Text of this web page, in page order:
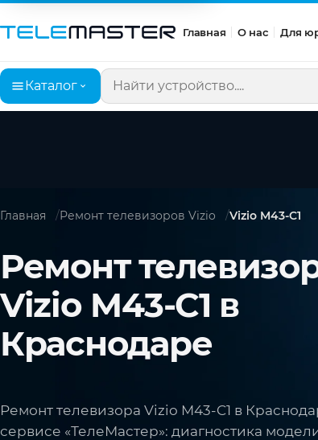
Главная О нас Для
Каталог
Поиск по сайту
Главная Ремонт телевизоров Vizio Vizio M43-C1
Ремонт
Vizio M43-C1 в
Краснодаре
Ремонт телевизора Vizio M43-C1 в
сервисе «ТелеМастер»: диагностика